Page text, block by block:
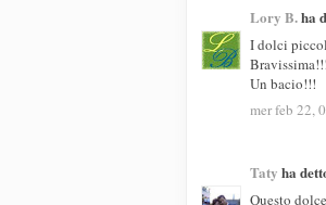
Lory B.ha
I dolci
Un bacio!!!
mer feb 22,
Taty ha
Questo